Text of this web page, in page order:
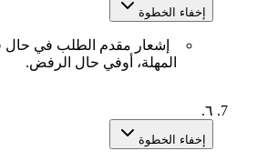
إخفاء الخطوة
إشعار مقدم الطلب في حال
المهلة، أوفي حال الرفض.
٦.
إخفاء الخطوة